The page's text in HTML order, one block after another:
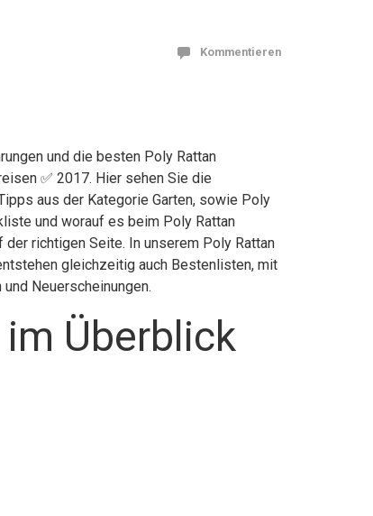
Kommentieren
und die besten Poly Rattan
✅ 2017. Hier sehen Sie die
aus der Kategorie Garten, sowie Poly
und worauf es beim Poly Rattan
richtigen Seite. In unserem Poly Rattan
gleichzeitig auch Bestenlisten, mit
Neuerscheinungen.
Überblick